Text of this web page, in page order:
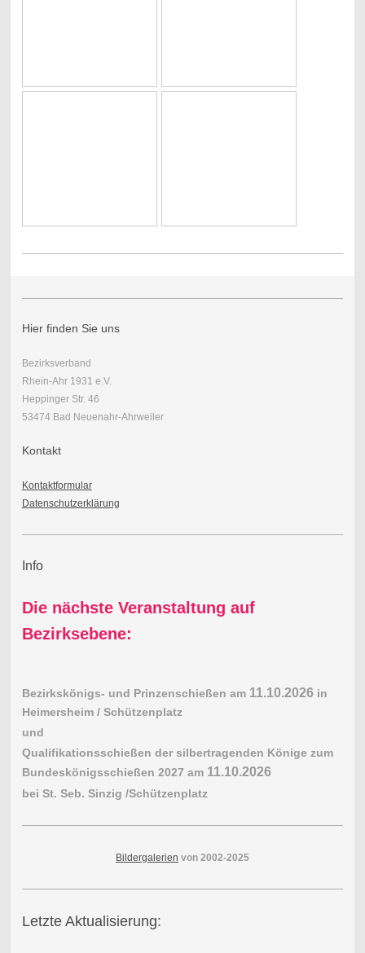
Hier finden Sie uns
Bezirksverband
Rhein-Ahr 1931 e.V.
Heppinger Str. 46
53474 Bad Neuenahr-Ahrweiler
Kontakt
Kontaktformular
Datenschutzerklärung
Info
Die nächste Veranstaltung auf
Bezirksebene:
Bezirkskönigs- und Prinzenschießen am 11.10.2026 in
Heimersheim / Schützenplatz
und
Qualifikationsschießen der silbertragenden Könige zum
Bundeskönigsschießen 2027 am 11.10.2026
bei St. Seb. Sinzig /Schützenplatz
Bildergalerien von 2002-2025
Letzte Aktualisierung: